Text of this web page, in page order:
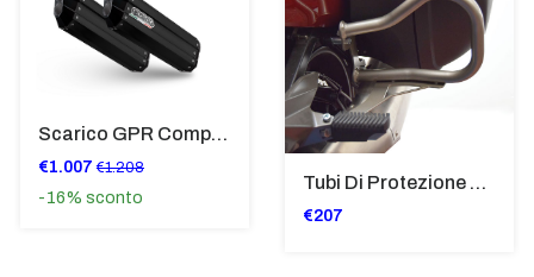
Scarico GPR Compatibile Con Bmw K 1600 Gt 2017-2021 - Hyper Sonic Black Titanium
€1.007 €1.208
-16% sconto
Tubi Di Protezione Bauli Posteriori Per Bmw K 1600 Gt/Gtl (2010>2016) GIALLO - TB8025-K1600GTL
€207